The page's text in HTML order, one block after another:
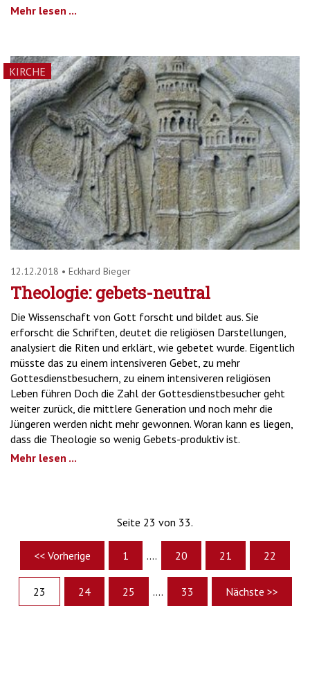
Mehr lesen ...
KIRCHE
12.12.2018 • Eckhard Bieger
Theologie: gebets-neutral
Die Wissenschaft von Gott forscht und bildet aus. Sie
erforscht die Schriften, deutet die religiösen Darstellungen,
analysiert die Riten und erklärt, wie gebetet wurde. Eigentlich
müsste das zu einem intensiveren Gebet, zu mehr
Gottesdienstbesuchern, zu einem intensiveren religiösen
Leben führen Doch die Zahl der Gottesdienstbesucher geht
weiter zurück, die mittlere Generation und noch mehr die
Jüngeren werden nicht mehr gewonnen. Woran kann es liegen,
dass die Theologie so wenig Gebets-produktiv ist.
Mehr lesen ...
Seite 23 von 33.
<< Vorherige 1 .... 20 21 22
23 24 25 .... 33 Nächste >>